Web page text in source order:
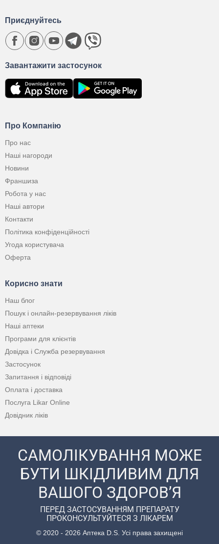
Про Компанію
Про нас
Наші нагороди
Новини
Франшиза
Робота у нас
Наші автори
Контакти
Політика конфіденційності
Угода користувача
Оферта
Корисно знати
Наш блог
Пошук і онлайн-резервування ліків
Наші аптеки
Програми для клієнтів
Довідка і Служба резервування
Застосунок
Запитання і відповіді
Оплата і доставка
Послуга Likar Online
Довідник ліків
Завантажити застосунок
Приєднуйтесь
САМОЛІКУВАННЯ МОЖЕ
БУТИ ШКІДЛИВИМ ДЛЯ
ВАШОГО ЗДОРОВ’Я
ПЕРЕД ЗАСТОСУВАННЯМ ПРЕПАРАТУ
ПРОКОНСУЛЬТУЙТЕСЯ З ЛІКАРЕМ
© 2020 - 2026 Аптека D.S. Усі права захищені